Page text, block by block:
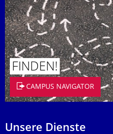
FINDEN!
CAMPUS NAVIGATOR
Unsere Dienste